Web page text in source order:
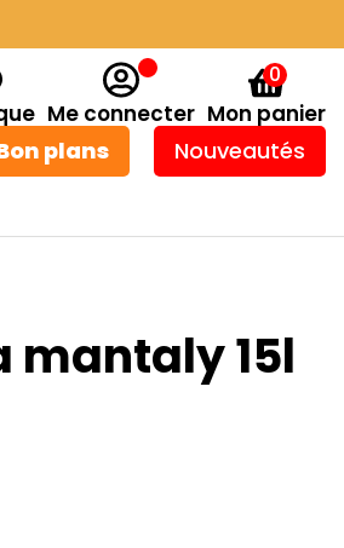
Me connecter
0
Mon panier
plans Nouveautés
mantaly 15l